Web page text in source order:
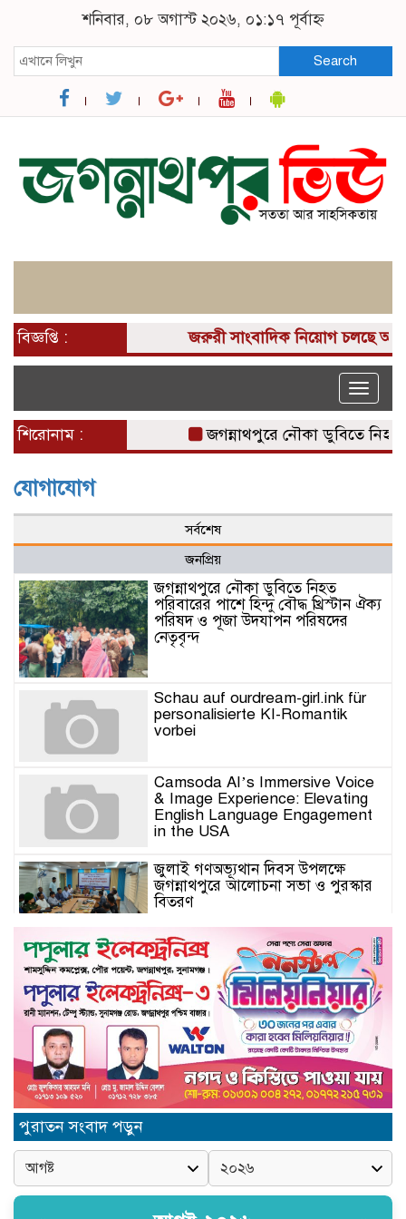
শনিবার, ০৮ অগাস্ট ২০২৬, ০১:১৭ পূর্বাহ্ন
Search
বিজ্ঞপ্তি : জরুরী সাংবাদিক নিয়োগ চলছে
Toggle
শিরোনাম : জগন্নাথপুরে নৌকা ডুবিতে নিহত
যোগাযোগ
সর্বশেষ
জনপ্রিয়
জগন্নাথপুরে নৌকা ডুবিতে নিহত
পরিবারের পাশে হিন্দু বৌদ্ধ খ্রিস্টান ঐক্য
পরিষদ ও পূজা উদযাপন পরিষদের
নেতৃবৃন্দ
Schau auf ourdream-girl.ink für
personalisierte KI-Romantik
vorbei
Camsoda AI’s Immersive Voice
& Image Experience: Elevating
English Language Engagement
in the USA
জুলাই গণঅভ্যূথান দিবস উপলক্ষে
জগন্নাথপুরে আলোচনা সভা ও পুরস্কার
বিতরণ
যুক্তরাজ্যে মতবিনিময়সভায় এমপি
কয়ছর এম আহমেদ: জগন্নাথপুর-
শান্তিগঞ্জ আর কখনো অবহেলিত থাকবে
না
Come l’AI in Conversazione
Golove Mantiene Risposte
Naturali e Rapide
সিলেট শিক্ষা বোর্ডের নতুন চেয়ারম্যান
জগন্নাথপুরে সিনিয়র সাংবাদিক
সানোয়ার হাসান সুনুকে নিয়ে কুরুচিপূর্ণ
পুরাতন সংবাদ পড়ুন